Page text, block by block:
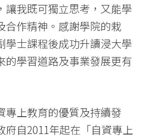
讓我既可獨立思考，又能學
合作精神。感謝學院的栽
學士課程後成功升讀浸大學
的學習道路及事業發展更有
專上教育的優質及持續發
府自2011年起在「自資專上